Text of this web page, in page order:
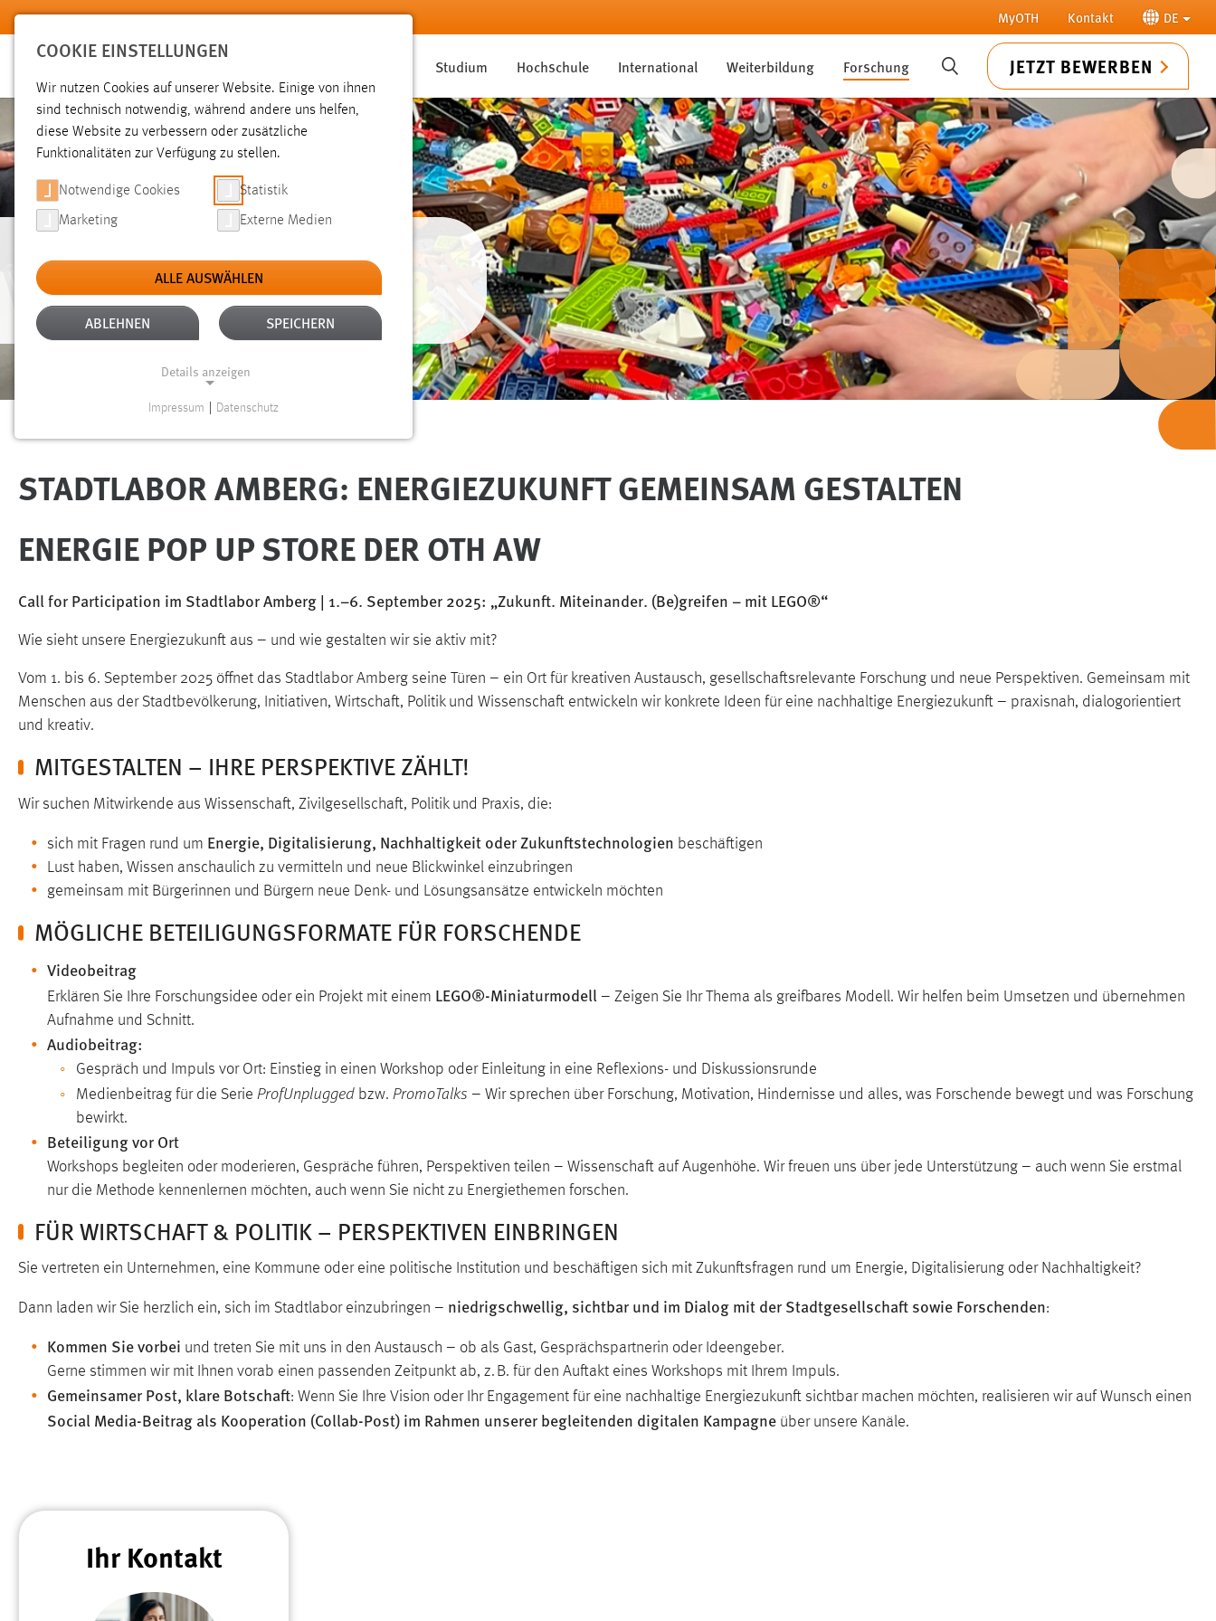
Zum Hauptinhalt springen MyOTH Kontakt DE
Studium Hochschule International Weiterbildung Forschung SUCHE JETZT BEWERBEN
STADTLABOR
STADTLABOR AMBERG: ENERGIEZUKUNFT GEMEINSAM GESTALTEN
ENERGIE POP UP STORE DER OTH AW
Call for Participation im Stadtlabor Amberg | 1.–6. September 2025: „Zukunft. Miteinander. (Be)greifen – mit LEGO®“
Wie sieht unsere Energiezukunft aus – und wie gestalten wir sie aktiv mit?
Vom 1. bis 6. September 2025 öffnet das Stadtlabor Amberg seine Türen – ein Ort für kreativen Austausch, gesellschaftsrelevante Forschung und neue Perspektiven. Gemeinsam mit
Menschen aus der Stadtbevölkerung, Initiativen, Wirtschaft, Politik und Wissenschaft entwickeln wir konkrete Ideen für eine nachhaltige Energiezukunft – praxisnah, dialogorientiert
und kreativ.
MITGESTALTEN – IHRE PERSPEKTIVE ZÄHLT!
Wir suchen Mitwirkende aus Wissenschaft, Zivilgesellschaft, Politik und Praxis, die:
sich mit Fragen rund um Energie, Digitalisierung, Nachhaltigkeit oder Zukunftstechnologien beschäftigen
Lust haben, Wissen anschaulich zu vermitteln und neue Blickwinkel einzubringen
gemeinsam mit Bürgerinnen und Bürgern neue Denk- und Lösungsansätze entwickeln möchten
MÖGLICHE BETEILIGUNGSFORMATE FÜR FORSCHENDE
Videobeitrag
Erklären Sie Ihre Forschungsidee oder ein Projekt mit einem LEGO®-Miniaturmodell – Zeigen Sie Ihr Thema als greifbares Modell. Wir helfen beim Umsetzen und übernehmen
Aufnahme und Schnitt.
Audiobeitrag:
Gespräch und Impuls vor Ort: Einstieg in einen Workshop oder Einleitung in eine Reflexions- und Diskussionsrunde
Medienbeitrag für die Serie ProfUnplugged bzw. PromoTalks – Wir sprechen über Forschung, Motivation, Hindernisse und alles, was Forschende bewegt und was Forschung
bewirkt.
Beteiligung vor Ort
Workshops begleiten oder moderieren, Gespräche führen, Perspektiven teilen – Wissenschaft auf Augenhöhe. Wir freuen uns über jede Unterstützung – auch wenn Sie erstmal
nur die Methode kennenlernen möchten, auch wenn Sie nicht zu Energiethemen forschen.
FÜR WIRTSCHAFT & POLITIK – PERSPEKTIVEN EINBRINGEN
Sie vertreten ein Unternehmen, eine Kommune oder eine politische Institution und beschäftigen sich mit Zukunftsfragen rund um Energie, Digitalisierung oder Nachhaltigkeit?
Dann laden wir Sie herzlich ein, sich im Stadtlabor einzubringen – niedrigschwellig, sichtbar und im Dialog mit der Stadtgesellschaft sowie Forschenden:
Kommen Sie vorbei und treten Sie mit uns in den Austausch – ob als Gast, Gesprächspartnerin oder Ideengeber.
Gerne stimmen wir mit Ihnen vorab einen passenden Zeitpunkt ab, z. B. für den Auftakt eines Workshops mit Ihrem Impuls.
Gemeinsamer Post, klare Botschaft: Wenn Sie Ihre Vision oder Ihr Engagement für eine nachhaltige Energiezukunft sichtbar machen möchten, realisieren wir auf Wunsch einen
Social Media-Beitrag als Kooperation (Collab-Post) im Rahmen unserer begleitenden digitalen Kampagne über unsere Kanäle.
Ihr Kontakt
COOKIE EINSTELLUNGEN
Wir nutzen Cookies auf unserer Website. Einige von ihnen
sind technisch notwendig, während andere uns helfen,
diese Website zu verbessern oder zusätzliche
Funktionalitäten zur Verfügung zu stellen.
Notwendige Cookies Statistik
Marketing Externe Medien
ALLE AUSWÄHLEN
ABLEHNEN SPEICHERN
Details anzeigen
Funktionen und sind für die einwandfreie Funktion der
Website erforderlich.
Einverständnis
Zweck:
Dieser Cookie speichert die
des Benutzers
Cookie Laufzeit: 1 Jahr
Performance
Name: staticfilecache
Zweck:
Für performante Seitenauslieferung wird
eingeloggt ist.
Sprachpräferenz
Name: site-language-preference
Zweck:
Sprache der Website.
Cookie Laufzeit: 30 Tage
Chat
Name:
5e9dbeb1811c0446
Zweck:
Wird benötigt um die Chatfunktion
Cookie Laufzeit:
MibewSessionID, mibew-chat-frame-
Sitzungslaufzeit, mibew_locale = 3
Login
Zweck:
Dieser Cookie ist notwendig um sich an
STATISTIK
Statistik Cookies erfassen Informationen anonym.
Diese Informationen helfen uns zu verstehen, wie
unsere Besucher unsere Website nutzen.
Impressum Datenschutz